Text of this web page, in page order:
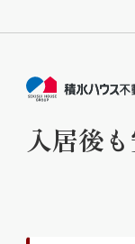
入居後